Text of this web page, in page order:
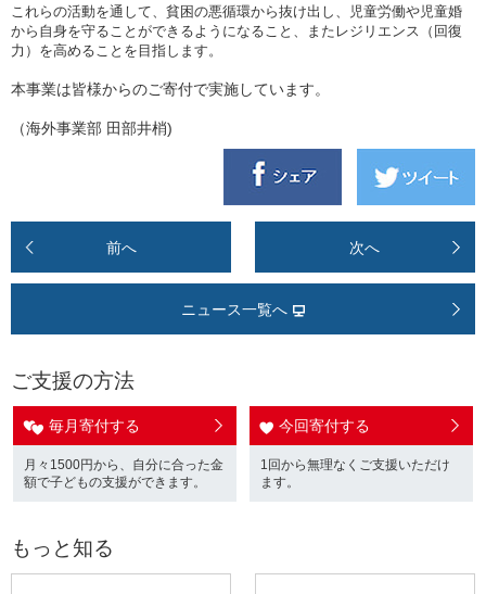
これらの活動を通して、貧困の悪循環から抜け出し、児童労働や児童婚
から自身を守ることができるようになること、またレジリエンス（回復
力）を高めることを目指します。
本事業は皆様からのご寄付で実施しています。
（海外事業部 田部井梢)
前へ 次へ
ニュース一覧へ
ご支援の方法
毎月寄付する
月々1500円から、自分に合った金
額で子どもの支援ができます。
今回寄付する
1回から無理なくご支援いただけ
ます。
もっと知る